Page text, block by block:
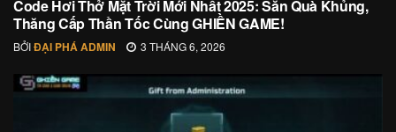
Code Hơi Thở Mặt Trời Mới Nhất 2025: Săn Quà Khủng,
Thăng Cấp Thần Tốc Cùng GHIỀN GAME!
BỞIĐẠI PHÁ ADMIN 3 THÁNG 6, 2026